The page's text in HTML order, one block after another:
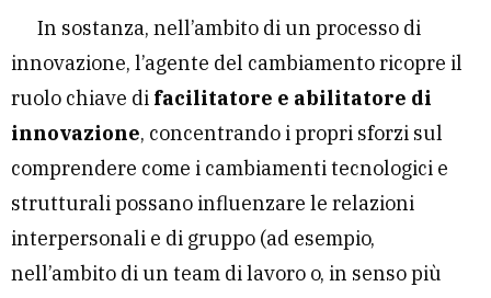
In sostanza, nell’ambito di un processo di
innovazione, l’agente del cambiamento ricopre il
ruolo chiave di facilitatore e abilitatore di
innovazione, concentrando i propri sforzi sul
comprendere come i cambiamenti tecnologici e
strutturali possano influenzare le relazioni
interpersonali e di gruppo (ad esempio,
nell’ambito di un team di lavoro o, in senso più